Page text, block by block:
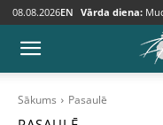
08.08.2026EN Vārda diena:
Sākums Pasaulē